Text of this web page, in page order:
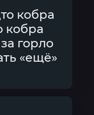
кобра
кобра
горло
«ещё»